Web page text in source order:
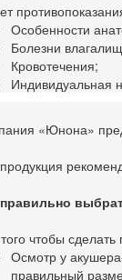
Особенности
Болезни
Кровотечения;
Индивидуальная
«Юнона»
чтобы
Осмотр у
правильный